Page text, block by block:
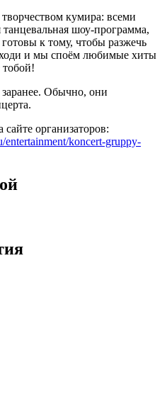
кумира: всеми
шоу-программа,
к тому, чтобы разжечь
и мы споём любимые хиты
тобой!
Обычно, они
организаторов:
koncert-gruppy-